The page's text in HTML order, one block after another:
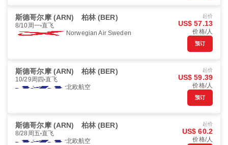
斯德哥尔摩 (ARN) 柏林 (BER)
8/10周一 直飞
Norwegian Air Sweden
起价
US$ 57.13
价格/人
预订
斯德哥尔摩 (ARN) 柏林 (BER)
10/29周四 直飞
北欧航空
起价
US$ 59.39
价格/人
预订
斯德哥尔摩 (ARN) 柏林 (BER)
8/28周五 直飞
北欧航空
起价
US$ 60.2
价格/人